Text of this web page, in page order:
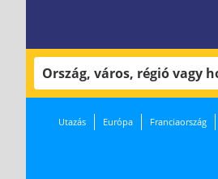
Utazás Európa Franciaország